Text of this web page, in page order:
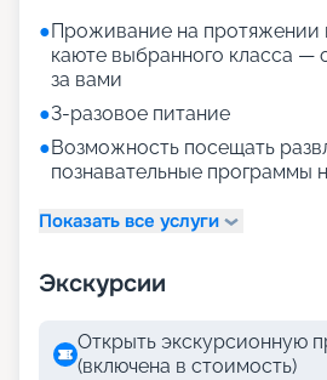
●Проживание на протяжении
каюте выбранного класса —
за вами
●3-разовое питание
●Возможность посещать
познавательные программы
Показать все услуги
Экскурсии
Открыть экскурсионную
(включена в стоимость)